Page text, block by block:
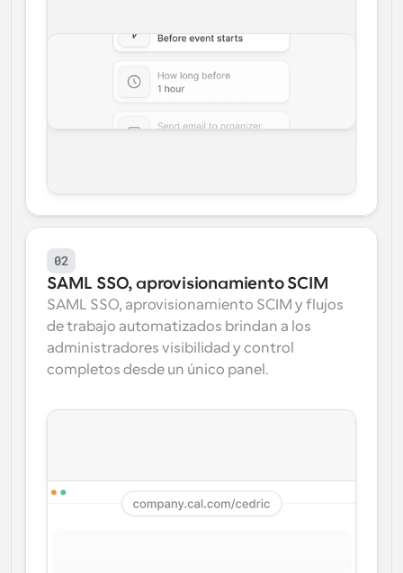
02
SAML SSO, aprovisionamiento SCIM
SAML SSO, aprovisionamiento SCIM y flujos
de trabajo automatizados brindan a los
administradores visibilidad y control
completos desde un único panel.